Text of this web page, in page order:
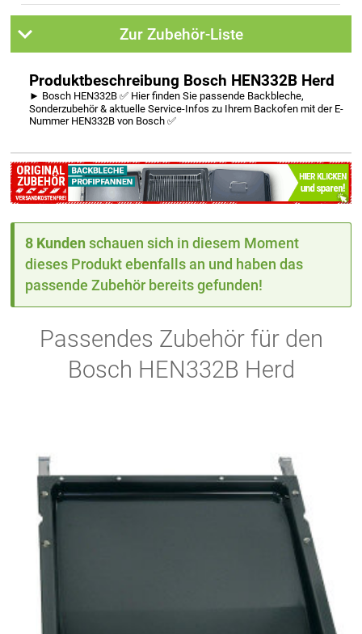
Zur Zubehör-Liste
Produktbeschreibung Bosch HEN332B Herd
► Bosch HEN332B ✅ Hier finden Sie passende Backbleche,
Sonderzubehör & aktuelle Service-Infos zu Ihrem Backofen mit der E-
Nummer HEN332B von Bosch ✅
8 Kunden schauen sich in diesem Moment
dieses Produkt ebenfalls an und haben das
passende Zubehör bereits gefunden!
Passendes Zubehör für den
Bosch HEN332B Herd